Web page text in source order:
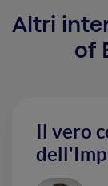
Altri
of
Il vero